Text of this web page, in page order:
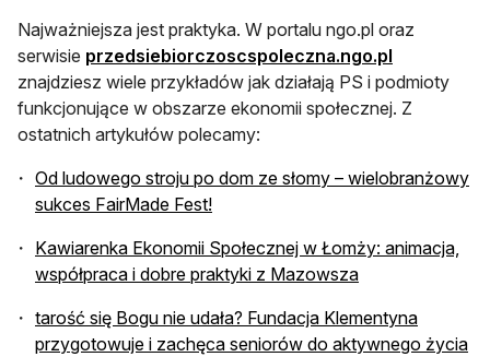
Najważniejsza jest praktyka. W portalu ngo.pl oraz
serwisie przedsiebiorczoscspoleczna.ngo.pl
znajdziesz wiele przykładów jak działają PS i podmioty
funkcjonujące w obszarze ekonomii społecznej. Z
ostatnich artykułów polecamy:
Od ludowego stroju po dom ze słomy – wielobranżowy
sukces FairMade Fest!
Kawiarenka Ekonomii Społecznej w Łomży: animacja,
współpraca i dobre praktyki z Mazowsza
tarość się Bogu nie udała? Fundacja Klementyna
przygotowuje i zachęca seniorów do aktywnego życia